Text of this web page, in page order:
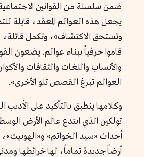
ضمن سلسلة من القوانين الاجتماعية
يجعل هذه العوالم المعقد، قابلة
وتستحق الاكتشاف»، وتكمل قائلة،
قاموا حرفياً ببناء عوالم. يضعون
والأنساب واللغات والثقافات
العوالم تبزغ القصص تلو الأخرى».
وكلامها ينطبق بالتأكيد على الأديب
تولكين الذي ابتدع عالم الأرض
أحداث «سيد الخواتم»
أرضاً جديدة تماماً، لها خرائطها